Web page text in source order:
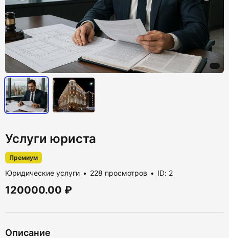
Услуги юриста
Премиум
Юридические услуги 228 просмотров ID: 2
120000.00 ₽
Описание